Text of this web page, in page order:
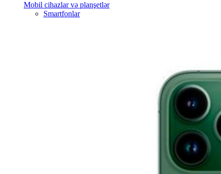
Mobil cihazlar və planşetlər
Smartfonlar